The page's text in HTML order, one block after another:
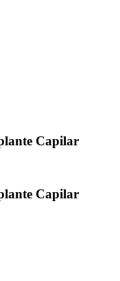
Capilar
Capilar